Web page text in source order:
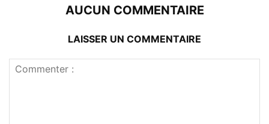
AUCUN COMMENTAIRE
LAISSER UN COMMENTAIRE